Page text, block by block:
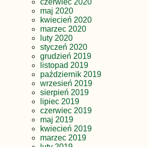
czerwiec 2020
maj 2020
kwiecień 2020
marzec 2020
luty 2020
styczeń 2020
grudzień 2019
listopad 2019
październik 2019
wrzesień 2019
sierpień 2019
lipiec 2019
czerwiec 2019
maj 2019
kwiecień 2019
marzec 2019